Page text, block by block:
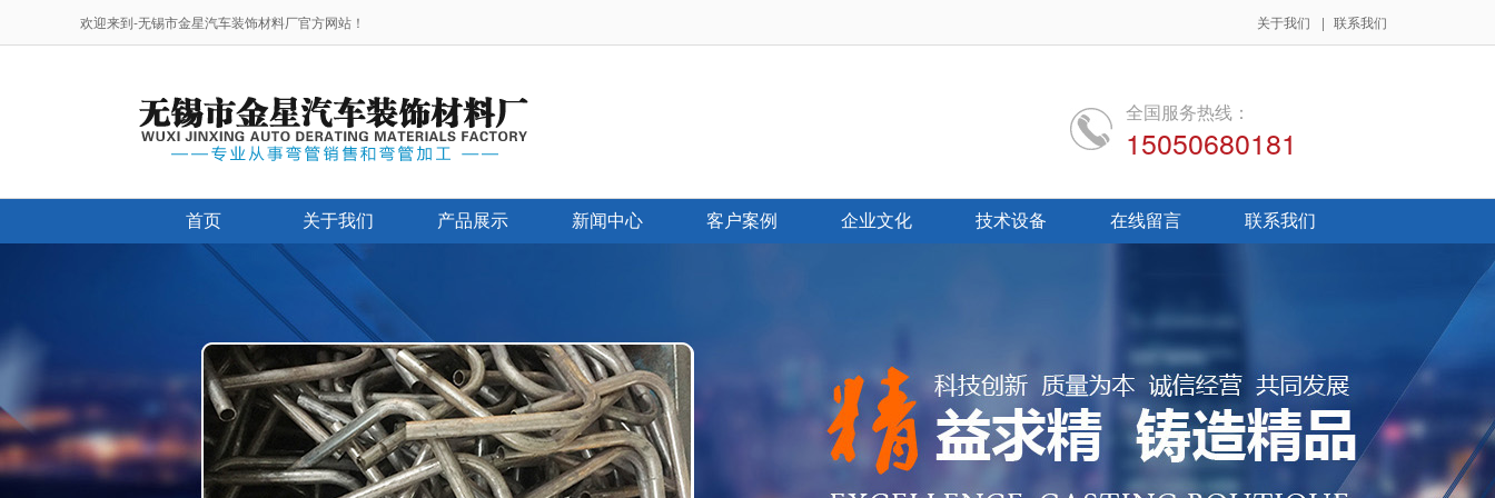
欢迎来到-无锡市金星汽车装饰材料厂官方网站！ 关于我们 | 联系我们
全国服务热线：
15050680181
首页 关于我们 产品展示 新闻中心 客户案例 企业文化 技术设备 在线留言 联系我们